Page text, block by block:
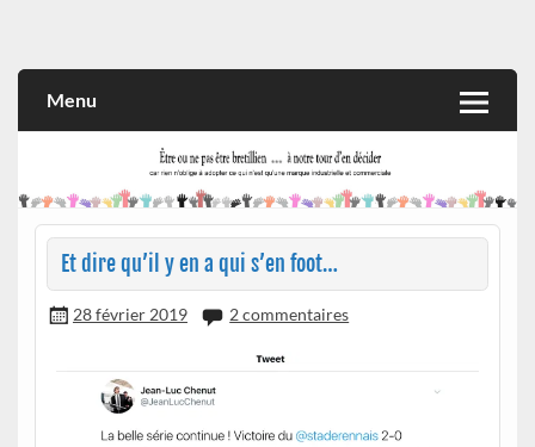
et commerciale
Menu
Et dire qu’il y en a qui s’en foot…
28 février 2019 2 commentaires